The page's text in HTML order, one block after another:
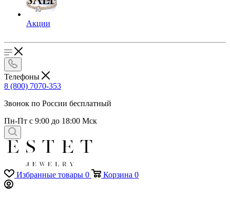
Акции
Телефоны
8 (800) 7070-353
Звонок по России бесплатный
Пн-Пт с 9:00 до 18:00 Мск
Избранные товары 0 Корзина 0